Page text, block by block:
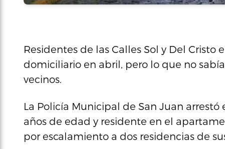
Residentes de las Calles Sol y Del
domiciliario en abril, pero lo que no
vecinos.
La Policía Municipal de San Juan
años de edad y residente en el
por escalamiento a dos residencias de